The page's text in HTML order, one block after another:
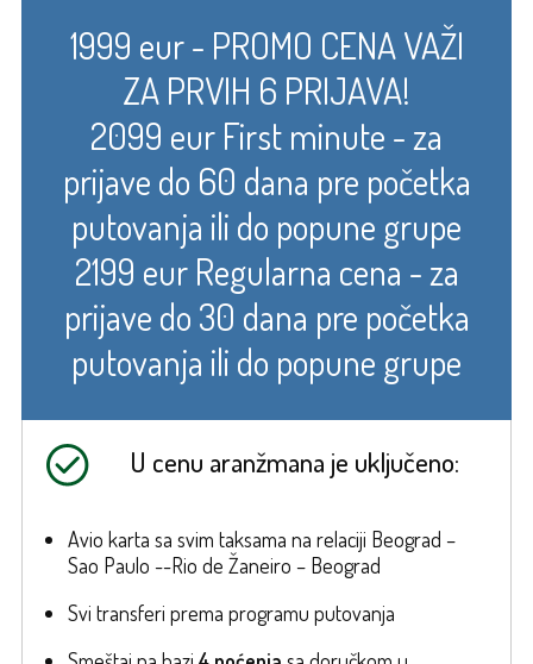
1999 eur - PROMO CENA VAŽI
ZA PRVIH 6 PRIJAVA!
2099 eur First minute - za
prijave do 60 dana pre početka
putovanja ili do popune grupe
2199 eur Regularna cena - za
prijave do 30 dana pre početka
putovanja ili do popune grupe
U cenu aranžmana je uključeno:
Avio karta sa svim taksama na relaciji Beograd –
Sao Paulo --Rio de Žaneiro – Beograd
Svi transferi prema programu putovanja